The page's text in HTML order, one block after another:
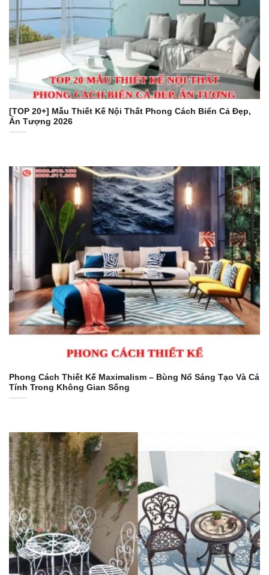
[TOP 20+] Mẫu Thiết Kế Nội Thất Phong Cách Biển Cả Đẹp,
Ấn Tượng 2026
Phong Cách Thiết Kế Maximalism – Bùng Nổ Sáng Tạo Và Cá
Tính Trong Không Gian Sống